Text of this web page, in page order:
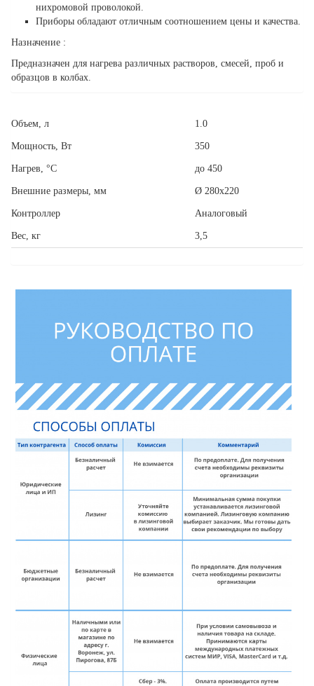
нихромовой проволокой.
Приборы обладают отличным соотношением цены и качества.
Назначение :
Предназначен для нагрева различных растворов, смесей, проб и
образцов в колбах.
Объем, л 1.0
Мощность, Вт 350
Нагрев, °С до 450
Внешние размеры, мм Ø 280х220
Контроллер Аналоговый
Вес, кг 3,5